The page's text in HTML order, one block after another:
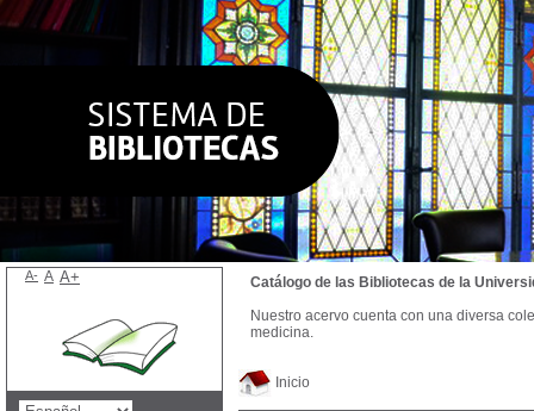
Inicio
Catálogo de las Bibliotecas de la
Nuestro acervo cuenta con una diversa
medicina.
A- A A+